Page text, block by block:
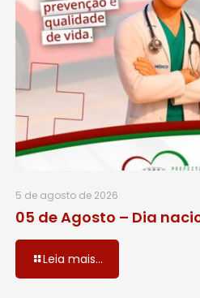
5 de agosto de 2026
05 de Agosto – Dia
Leia mais...